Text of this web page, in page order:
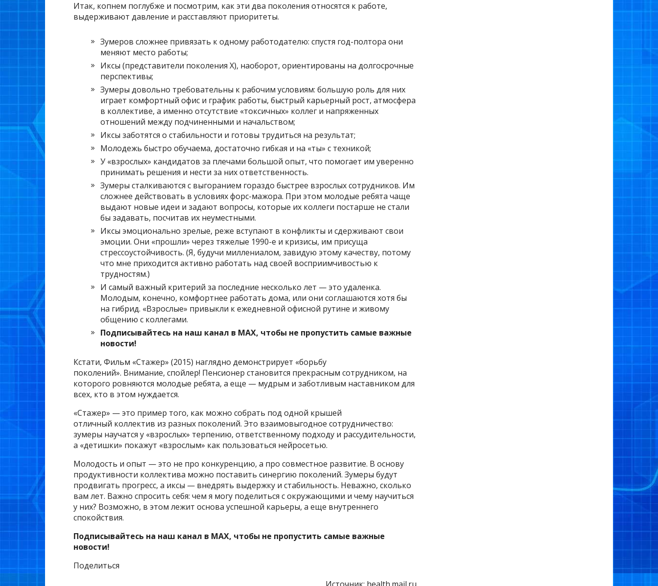
Итак, копнем поглубже и посмотрим, как эти два поколения относятся к работе,
выдерживают давление и расставляют приоритеты.
Зумеров сложнее привязать к одному работодателю: спустя год-полтора они
меняют место работы;
Иксы (представители поколения X), наоборот, ориентированы на долгосрочные
перспективы;
Зумеры довольно требовательны к рабочим условиям: большую роль для них
играет комфортный офис и график работы, быстрый карьерный рост, атмосфера
в коллективе, а именно отсутствие «токсичных» коллег и напряженных
отношений между подчиненными и начальством;
Иксы заботятся о стабильности и готовы трудиться на результат;
Молодежь быстро обучаема, достаточно гибкая и на «ты» с техникой;
У «взрослых» кандидатов за плечами большой опыт, что помогает им уверенно
принимать решения и нести за них ответственность.
Зумеры сталкиваются с выгоранием гораздо быстрее взрослых сотрудников. Им
сложнее действовать в условиях форс-мажора. При этом молодые ребята чаще
выдают новые идеи и задают вопросы, которые их коллеги постарше не стали
бы задавать, посчитав их неуместными.
Иксы эмоционально зрелые, реже вступают в конфликты и сдерживают свои
эмоции. Они «прошли» через тяжелые 1990-е и кризисы, им присуща
стрессоустойчивость. (Я, будучи миллениалом, завидую этому качеству, потому
что мне приходится активно работать над своей восприимчивостью к
трудностям.)
И самый важный критерий за последние несколько лет — это удаленка.
Молодым, конечно, комфортнее работать дома, или они соглашаются хотя бы
на гибрид. «Взрослые» привыкли к ежедневной офисной рутине и живому
общению с коллегами.
Подписывайтесь на наш канал в MAX, чтобы не пропустить самые важные
новости!
Кстати, Фильм «Стажер» (2015) наглядно демонстрирует «борьбу
поколений». Внимание, спойлер! Пенсионер становится прекрасным сотрудником, на
которого ровняются молодые ребята, а еще — мудрым и заботливым наставником для
всех, кто в этом нуждается.
«Стажер» — это пример того, как можно собрать под одной крышей
отличный коллектив из разных поколений. Это взаимовыгодное сотрудничество:
зумеры научатся у «взрослых» терпению, ответственному подходу и рассудительности,
а «детишки» покажут «взрослым» как пользоваться нейросетью.
Молодость и опыт — это не про конкуренцию, а про совместное развитие. В основу
продуктивности коллектива можно поставить синергию поколений. Зумеры будут
продвигать прогресс, а иксы — внедрять выдержку и стабильность. Неважно, сколько
вам лет. Важно спросить себя: чем я могу поделиться с окружающими и чему научиться
у них? Возможно, в этом лежит основа успешной карьеры, а еще внутреннего
спокойствия.
Подписывайтесь на наш канал в MAX, чтобы не пропустить самые важные
новости!
Поделиться